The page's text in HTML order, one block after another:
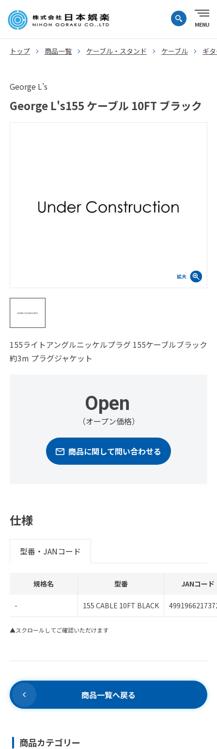
トップ 商品一覧 ケーブル・スタンド ケーブル ギ
George L's
George L's155 ケーブル 10FT ブラック
155ライトアングルニッケルプラグ 155ケーブルブラック
約3m プラグジャケット
Open
（オープン価格）
商品に関して問い合わせる
仕様
型番・JANコード
規格名 型番 JANコード
- 155 CABLE 10FT BLACK
▲スクロールしてご確認いただけます
商品一覧へ戻る
商品カテゴリー